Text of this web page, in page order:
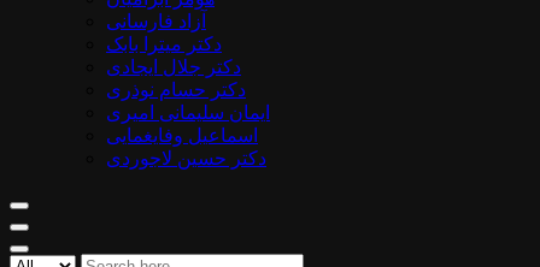
آزاد فارسانی
دکتر میترا بابک
دکتر جلال ایجادی
دکتر حسام نوذری
ایمان سلیمانی امیری
اسماعیل وفایغمایی
دکتر حسین لاجوردی